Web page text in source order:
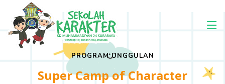
PROGRAM UNGGULAN
Super Camp of Character